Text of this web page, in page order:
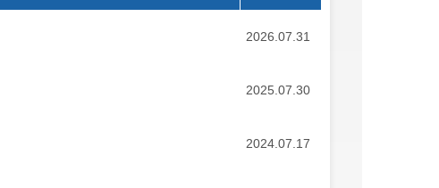
2026.07.31
2025.07.30
2024.07.17